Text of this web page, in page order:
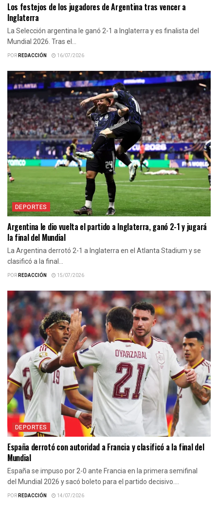
Los festejos de los jugadores de Argentina tras vencer a
Inglaterra
La Selección argentina le ganó 2-1 a Inglaterra y es finalista del
Mundial 2026. Tras el...
PORREDACCIÓN 16/07/2026
DEPORTES
Argentina le dio vuelta el partido a Inglaterra, ganó 2-1 y jugará
la final del Mundial
La Argentina derrotó 2-1 a Inglaterra en el Atlanta Stadium y se
clasificó a la final...
PORREDACCIÓN 15/07/2026
DEPORTES
España derrotó con autoridad a Francia y clasificó a la final del
Mundial
España se impuso por 2-0 ante Francia en la primera semifinal
del Mundial 2026 y sacó boleto para el partido decisivo....
PORREDACCIÓN 14/07/2026